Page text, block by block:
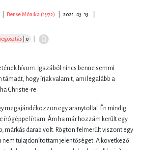
Bense Mónika (1972) 2021. 03. 13.
| 0
hívom. Igazából nincs benne semmi
támadt, hogy írjak valamit, ami legalább a
Christie-re.
megajándékozzon egy aranytollal. Én mindig
írógéppel írtam. Ám ha már hozzám került egy
márkás darab volt. Rögtön felmerült viszont egy
nem tulajdonítottam jelentőséget. A következő